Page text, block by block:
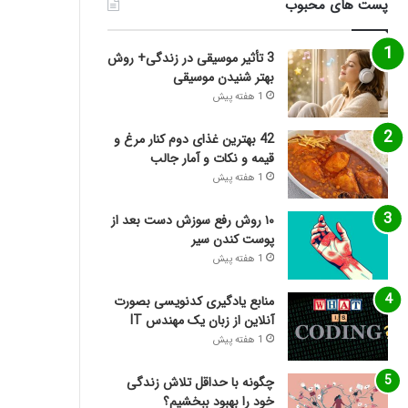
پست های محبوب
3 تأثیر موسیقی در زندگی+ روش
بهتر شنیدن موسیقی
1 هفته پیش
42 بهترین غذای دوم کنار مرغ و
قیمه و نکات و آمار جالب
1 هفته پیش
۱۰ روش رفع سوزش دست بعد از
پوست کندن سیر
1 هفته پیش
منابع یادگیری کدنویسی بصورت
آنلاین از زبان یک مهندس IT
1 هفته پیش
چگونه با حداقل تلاش زندگی
خود را بهبود ببخشیم؟